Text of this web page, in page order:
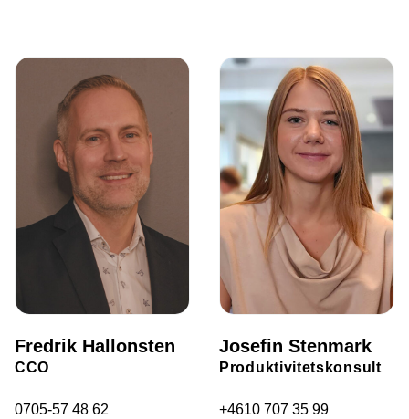
Fredrik Hallonsten
CCO
0705-57 48 62
Josefin Stenmark
Produktivitetskonsult
+4610 707 35 99